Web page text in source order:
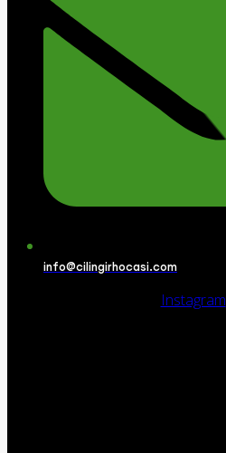
info@cilingirhocasi.com
Instagram